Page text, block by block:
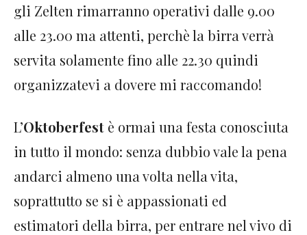
gli Zelten rimarranno operativi dalle 9.00
alle 23.00 ma attenti, perchè la birra verrà
servita solamente fino alle 22.30 quindi
organizzatevi a dovere mi raccomando!
L’Oktoberfest è ormai una festa conosciuta
in tutto il mondo: senza dubbio vale la pena
andarci almeno una volta nella vita,
soprattutto se si è appassionati ed
estimatori della birra, per entrare nel vivo di